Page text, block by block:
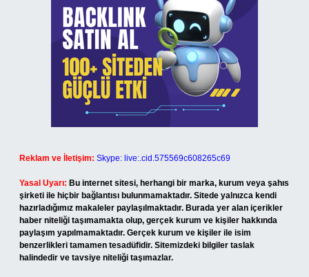
Reklam ve İletişim: Skype: live:.cid.575569c608265c69
Yasal Uyarı: Bu internet sitesi, herhangi bir marka, kurum veya şahıs
şirketi ile hiçbir bağlantısı bulunmamaktadır. Sitede yalnızca kendi
hazırladığımız makaleler paylaşılmaktadır. Burada yer alan içerikler
haber niteliği taşımamakta olup, gerçek kurum ve kişiler hakkında
paylaşım yapılmamaktadır. Gerçek kurum ve kişiler ile isim
benzerlikleri tamamen tesadüfidir. Sitemizdeki bilgiler taslak
halindedir ve tavsiye niteliği taşımazlar.